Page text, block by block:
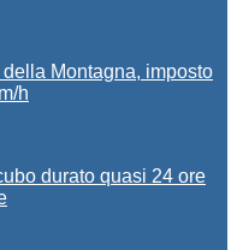
Montagna, imposto
h
durato quasi 24 ore